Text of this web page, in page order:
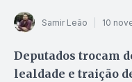
Samir Leão 10
Deputados trocam
lealdade e traição